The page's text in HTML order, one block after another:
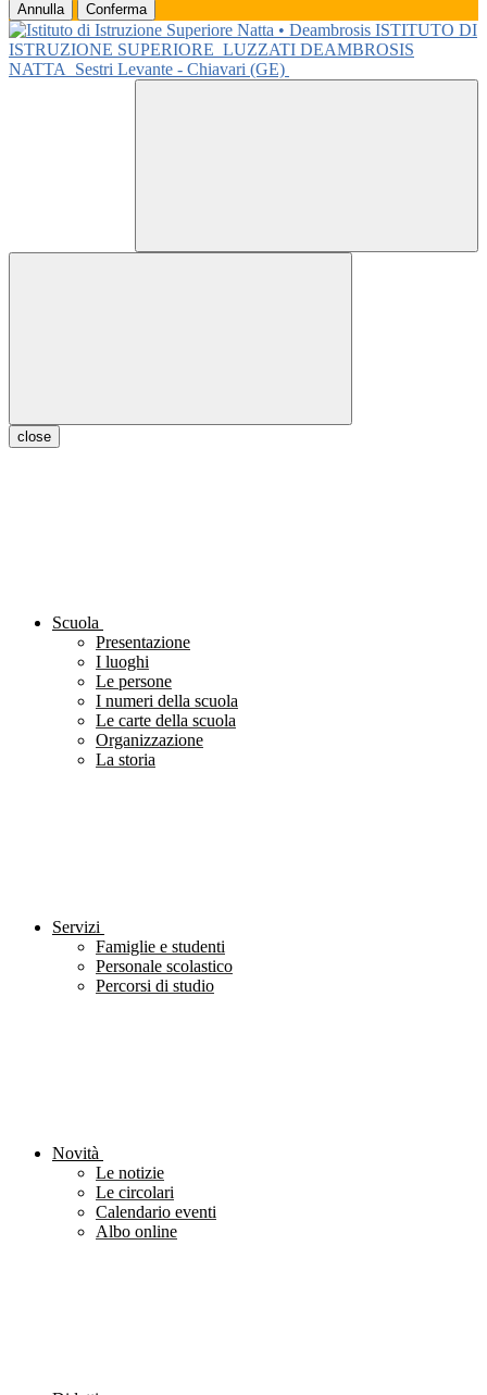
Annulla Conferma
ISTITUTO DI
ISTRUZIONE SUPERIORE LUZZATI DEAMBROSIS
NATTA
Sestri Levante - Chiavari (GE)
close
Scuola
Presentazione
I luoghi
Le persone
I numeri della scuola
Le carte della scuola
Organizzazione
La storia
Servizi
Famiglie e studenti
Personale scolastico
Percorsi di studio
Novità
Le notizie
Le circolari
Calendario eventi
Albo online